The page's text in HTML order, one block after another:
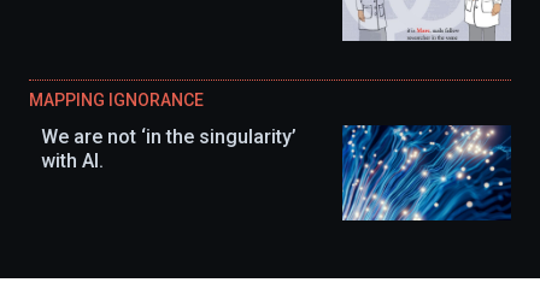
MAPPING IGNORANCE
We are not ‘in the singularity’
with AI.